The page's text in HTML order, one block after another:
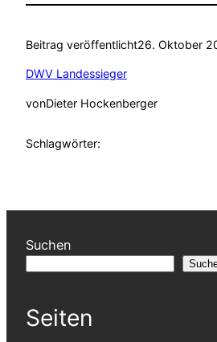
Beitrag veröffentlicht26. Oktober
DWV Landessieger
vonDieter Hockenberger
Schlagwörter:
Suchen
Seiten